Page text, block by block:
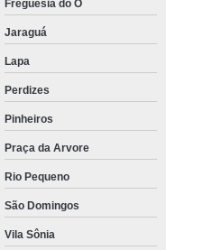
Freguesia do Ó
Jaraguá
Lapa
Perdizes
Pinheiros
Praça da Arvore
Rio Pequeno
São Domingos
Vila Sônia